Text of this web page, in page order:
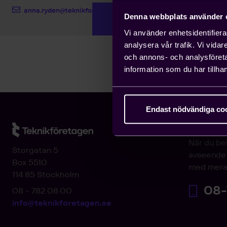
Denna webbplats använder
Vi använder
analysera vår trafik. Vi
och annons- och
information som du har
Endast nödvändiga
anna.ryden@teknikforetagen.se
Storgatan 5
Box 5510
114 85 Stockholm
08 - 782 08 00
info@teknikforetagen.se
När du
med